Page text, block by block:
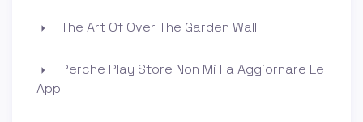
The Art Of Over The Garden Wall
Perche Play Store Non Mi Fa Aggiornare Le
App